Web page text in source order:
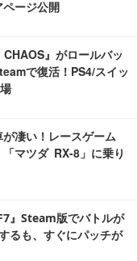
ージ公開
』がロールバッ
で復活！PS4/スイッ
凄い！レースゲーム
「マツダ RX-8」に乗り
』Steam版でバトルが
るも、すぐにパッチが